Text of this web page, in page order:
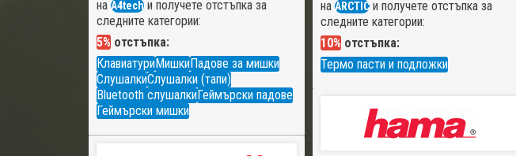
на A4tech и получете отстъпка за
следните категории:
5% отстъпка:
КлавиатуриМишкиПадове за мишки
СлушалкиСлушалки (тапи)
Bluetooth слушалкиГеймърски падове
Геймърски мишки
на ARCTICи получете отстъпка за
следните категории:
10% отстъпка:
Термо пасти и подложки